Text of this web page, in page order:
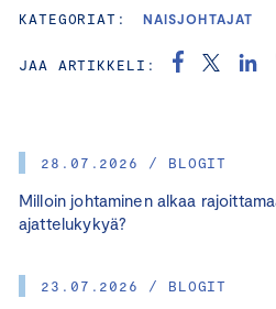
28.07.2026 / BLOGIT
Milloin johtaminen alkaa
ajattelukykyä?
23.07.2026 / BLOGIT
KATEGORIAT: NAISJOHTAJAT
JAA ARTIKKELI: